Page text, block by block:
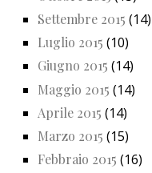
Settembre 2015 (14)
Luglio 2015 (10)
Giugno 2015 (14)
Maggio 2015 (14)
Aprile 2015 (14)
Marzo 2015 (15)
Febbraio 2015 (16)